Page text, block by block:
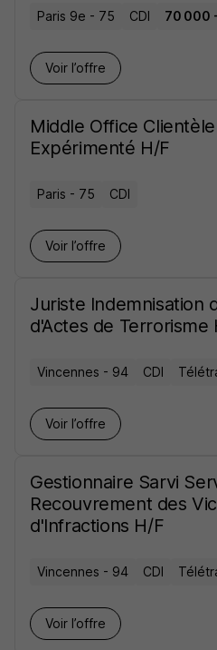
Paris 9e - 75 CDI 70 000
Voir l’offre
Middle Office
Expérimenté H/F
Paris - 75 CDI
Voir l’offre
Juriste Indemnisation
d'Actes de Terrorisme
Vincennes - 94 CDI
Voir l’offre
Gestionnaire Sarvi
Recouvrement des
d'Infractions H/F
Vincennes - 94 CDI
Voir l’offre